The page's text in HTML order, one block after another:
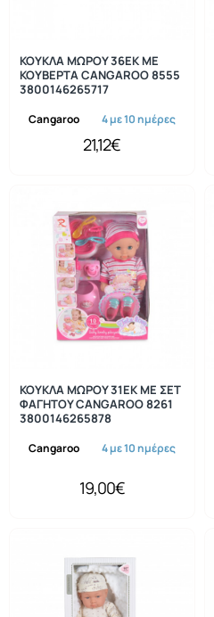
Cangaroo 4 με 10 ημέρες
ΚΟΥΚΛΑ ΜΩΡΟΥ 36ΕΚ ΜΕ
ΚΟΥΒΕΡΤΑ CANGAROO 8555
3800146265717
21,12€
Cangaroo 4 με 10 ημέρες
ΚΟΥΚΛΑ ΜΩΡΟΥ 31ΕΚ ΜΕ ΣΕΤ
ΦΑΓΗΤΟΥ CANGAROO 8261
3800146265878
19,00€